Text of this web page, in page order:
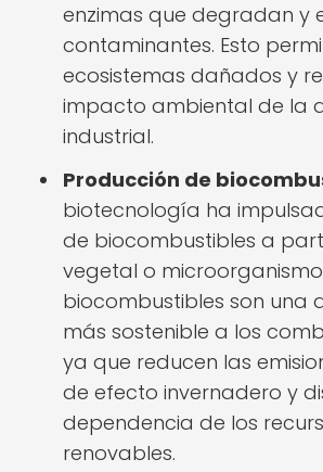
enzimas que degradan y
contaminantes. Esto
ecosistemas dañados y
impacto ambiental de la
industrial.
Producción de
biotecnología ha
de biocombustibles a
vegetal o
biocombustibles son una
más sostenible a los
ya que reducen las
de efecto invernadero y
dependencia de los
renovables.